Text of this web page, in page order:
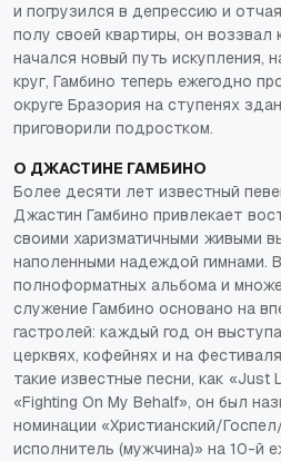
и погрузился в депрессию и
полу своей квартиры, он воззвал
начался новый путь искупления,
круг, Гамбино теперь ежегодно
округе Бразория на ступенях
приговорили подростком.
О ДЖАСТИНЕ ГАМБИНО
Более десяти лет известный
Джастин Гамбино привлекает
своими харизматичными живыми
наполенными надеждой гимнами.
полноформатных альбома и
служение Гамбино основано на
гастролей: каждый год он
церквях, кофейнях и на
такие известные песни, как «Just
«Fighting On My Behalf», он был
номинации «Христианский/
исполнитель (мужчина)» на 10-й